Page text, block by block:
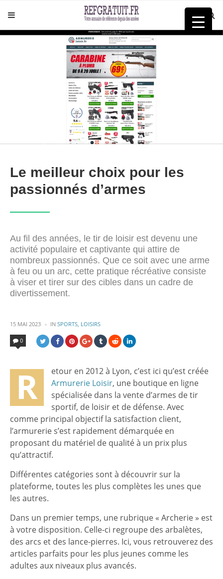
Le meilleur choix pour les
passionnés d’armes
Au fil des années, le tir de loisir est devenu une
activité populaire et captivante qui attire de
nombreux passionnés. Que ce soit avec une arme
à feu ou un arc, cette pratique récréative consiste
à viser et tirer sur des cibles dans un cadre de
divertissement.
15 MAI 2023 IN POSTED
IN
SPORTS, LOISIRS
0
R
etour en 2012 à Lyon, c’est ici qu’est créée
Armurerie Loisir, une boutique en ligne
spécialisée dans la vente d’armes de tir
sportif, de loisir et de défense. Avec
comme principal objectif la satisfaction client,
l’armurerie s’est rapidement démarquée en
proposant du matériel de qualité à un prix plus
qu’attractif.
Différentes catégories sont à découvrir sur la
plateforme, toutes les plus complètes les unes que
les autres.
Dans un premier temps, une rubrique « Archerie » est
à votre disposition. Celle-ci regroupe des arbalètes,
des arcs et des lance-pierres. Ici, vous retrouverez des
articles parfaits pour les plus jeunes comme les
adultes aux niveaux plus avancés.